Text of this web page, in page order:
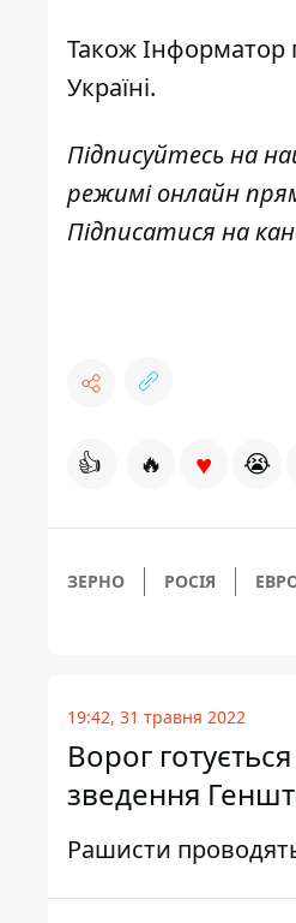
ТакожІнформатор
Україні.
Підписуйтесь на
режимі онлайн
Підписатися на
👍 🔥 ♥ 😭
ЗЕРНО РОСІЯ
19:42, 31 травня 2022
Ворог
зведення
Рашисти